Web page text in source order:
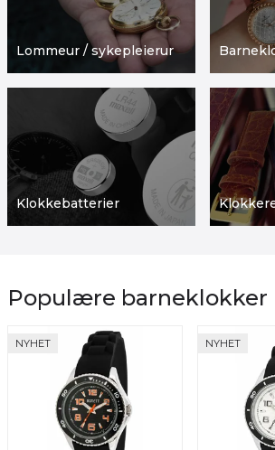
Lommeur / sykepleierur
Klokkebatterier
Populære barneklokker
NYHET NYHET